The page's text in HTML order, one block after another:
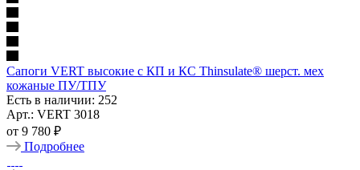
Сапоги VERT высокие с КП и КС Thinsulate® шерст. мех
кожаные ПУ/ТПУ
Есть в наличии: 252
Арт.: VERT 3018
от 9 780 ₽
Подробнее